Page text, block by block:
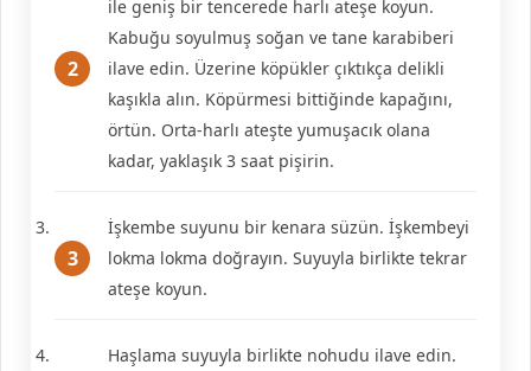
ile geniş bir tencerede harlı ateşe koyun.
Kabuğu soyulmuş soğan ve tane karabiberi
ilave edin. Üzerine köpükler çıktıkça delikli
kaşıkla alın. Köpürmesi bittiğinde kapağını,
örtün. Orta-harlı ateşte yumuşacık olana
kadar, yaklaşık 3 saat pişirin.
İşkembe suyunu bir kenara süzün. İşkembeyi
lokma lokma doğrayın. Suyuyla birlikte tekrar
ateşe koyun.
Haşlama suyuyla birlikte nohudu ilave edin.